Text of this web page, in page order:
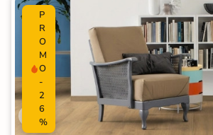
P
R
O
M
O
-
2
6
%